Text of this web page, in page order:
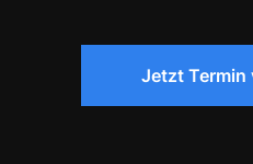
Jetzt Termin